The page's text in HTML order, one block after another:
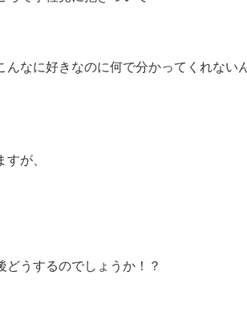
なに好きなのに何で分かってくれないん
が、
うするのでしょうか！？